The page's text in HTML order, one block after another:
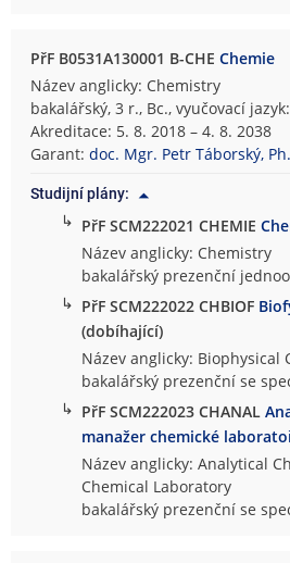
PřF B0531A130001 B-CHEChemie
Název anglicky: Chemistry
bakalářský, 3 r., Bc., vyučovací
Akreditace: 5. 8. 2018 – 4. 8. 2038
Garant:doc. Mgr. Petr Táborský,
Studijní plány:
↳ PřF SCM222021 CHEMIE
Název anglicky: Chemistry
bakalářský prezenční
↳ PřF SCM222022 CHBIOF
(dobíhající)
Název anglicky: Biophysical
bakalářský prezenční se
↳ PřF SCM222023 CHANAL
manažer chemické
Název anglicky: Analytical
Chemical Laboratory
bakalářský prezenční se